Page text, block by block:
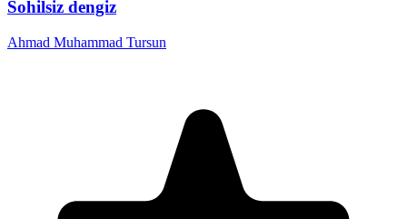
Sohilsiz dengiz
Ahmad Muhammad Tursun